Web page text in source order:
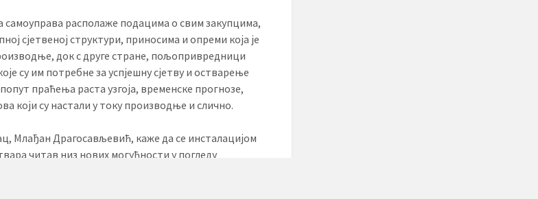
самоуправа располаже подацима о свим закупцима,
сјетвеној структури, приносима и опреми која је
док с друге стране, пољопривредници
су им потребне за успјешну сјетву и остварење
праћења раста узгоја, временске прогнозе,
који су настали у току производње и слично.
Млађан Драгосављевић, каже да се инсталацијом
читав низ нових могућности у погледу